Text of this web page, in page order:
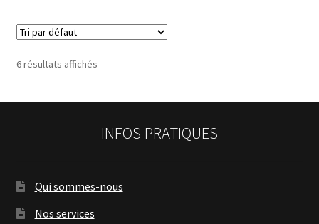
6 résultats affichés
INFOS PRATIQUES
Qui sommes-nous
Nos services